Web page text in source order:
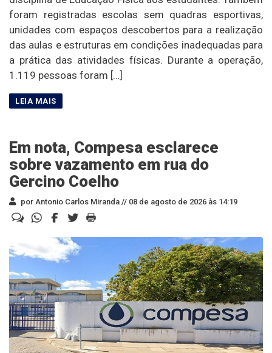
foram registradas escolas sem quadras esportivas,
unidades com espaços descobertos para a realização
das aulas e estruturas em condições inadequadas para
a prática das atividades físicas. Durante a operação,
1.119 pessoas foram […]
Em nota, Compesa esclarece
sobre vazamento em rua do
Gercino Coelho
por Antonio Carlos Miranda // 08 de agosto de 2026 às 14:19